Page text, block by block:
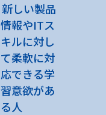
新しい製品
情報やITス
キルに対し
て柔軟に対
応できる学
習意欲があ
る人